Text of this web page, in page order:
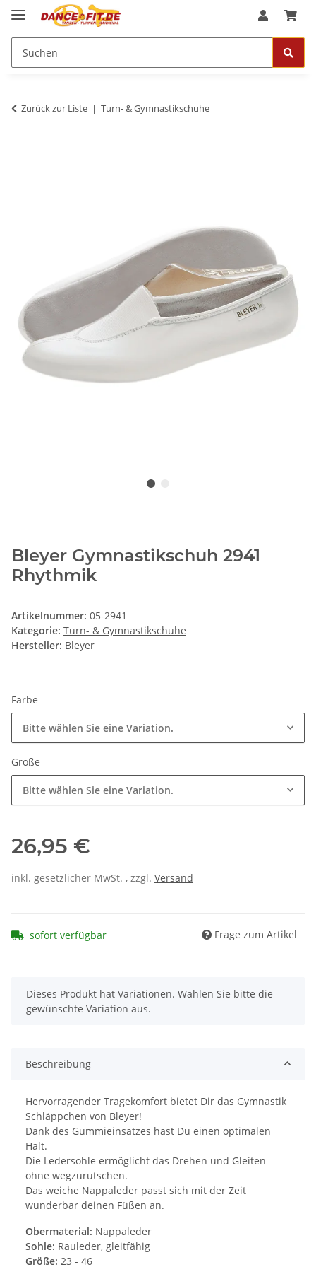
Zurück zur Liste Turn- & Gymnastikschuhe
Bleyer Gymnastikschuh 2941
Rhythmik
Artikelnummer: 05-2941
Kategorie: Turn- & Gymnastikschuhe
Hersteller: Bleyer
Farbe
Bitte wählen Sie eine Variation.
Größe
Bitte wählen Sie eine Variation.
26,95 €
inkl. gesetzlicher MwSt. , zzgl. Versand
sofort verfügbar Frage zum Artikel
x
Dieses Produkt hat Variationen. Wählen Sie bitte die
gewünschte Variation aus.
Beschreibung
Hervorragender Tragekomfort bietet Dir das Gymnastik
Schläppchen von Bleyer!
Dank des Gummieinsatzes hast Du einen optimalen
Halt.
Die Ledersohle ermöglicht das Drehen und Gleiten
ohne wegzurutschen.
Das weiche Nappaleder passt sich mit der Zeit
wunderbar deinen Füßen an.
Obermaterial: Nappaleder
Sohle: Rauleder, gleitfähig
Größe: 23 - 46